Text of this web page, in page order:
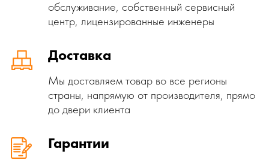
обслуживание, собственный сервисный
центр, лицензированные инженеры
Доставка
Мы доставляем товар во все регионы
страны, напрямую от производителя, прямо
до двери клиента
Гарантии